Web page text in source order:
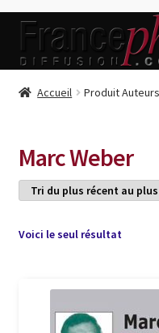
Aller
la
Aller
contenu
Accueil
Conditions de Vente
Connection
Listes d’Envies
Livres de Peter Randa
Accueil Produit Auteurs
Marc Weber
Voici le seul résultat